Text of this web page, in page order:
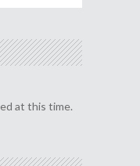
at this time.